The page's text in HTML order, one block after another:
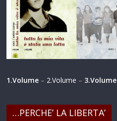
1.Volume – 2.Volume – 3.Volume
…PERCHE’ LA LIBERTA’